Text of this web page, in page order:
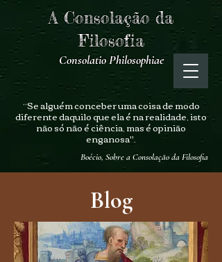
A Consolação da
Filosofia
Consolatio Philosophiae
“Se alguém conceber uma coisa de modo
diferente daquilo que ela é na realidade, isto
não só não é ciência, mas é opinião
enganosa".
Boécio, Sobre a Consolação da Filosofia
Blog